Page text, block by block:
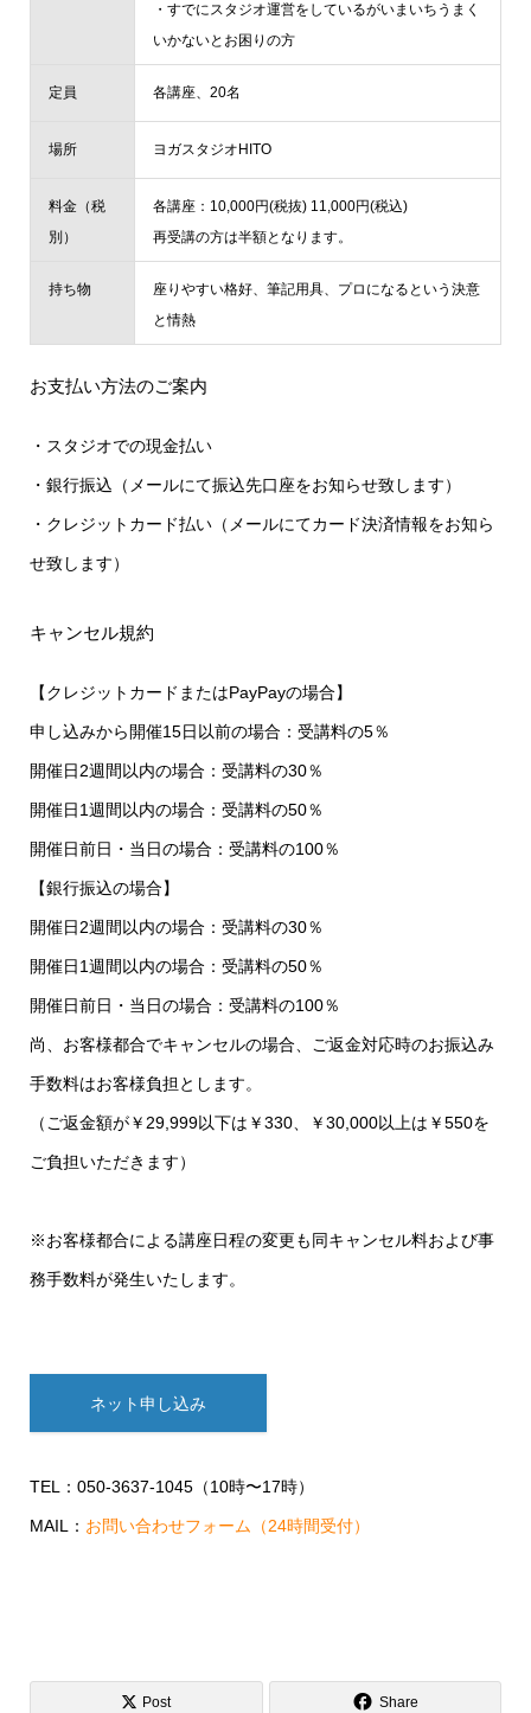
・すでにスタジオ運営をしているがいまいちうまく
いかないとお困りの方
定員 各講座、20名
場所 ヨガスタジオHITO
料金（税
別）
各講座：10,000円(税抜) 11,000円(税込)
再受講の方は半額となります。
持ち物
座りやすい格好、筆記用具、プロになるという決意
と情熱
お支払い方法のご案内
・スタジオでの現金払い
・銀行振込（メールにて振込先口座をお知らせ致します）
・クレジットカード払い（メールにてカード決済情報をお知ら
せ致します）
キャンセル規約
【クレジットカードまたはPayPayの場合】
申し込みから開催15日以前の場合：受講料の5％
開催日2週間以内の場合：受講料の30％
開催日1週間以内の場合：受講料の50％
開催日前日・当日の場合：受講料の100％
【銀行振込の場合】
開催日2週間以内の場合：受講料の30％
開催日1週間以内の場合：受講料の50％
開催日前日・当日の場合：受講料の100％
尚、お客様都合でキャンセルの場合、ご返金対応時のお振込み
手数料はお客様負担とします。
（ご返金額が￥29,999以下は￥330、￥30,000以上は￥550を
ご負担いただきます）
※お客様都合による講座日程の変更も同キャンセル料および事
務手数料が発生いたします。
ネット申し込み
TEL：050-3637-1045（10時〜17時）
MAIL： お問い合わせフォーム（24時間受付）
Post Share